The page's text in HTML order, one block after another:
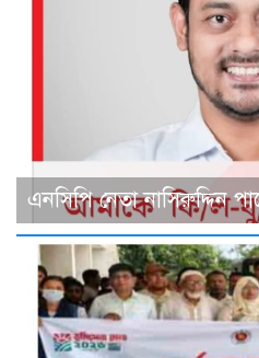
এনসিপি নেতা নাসিরুদ্দিন